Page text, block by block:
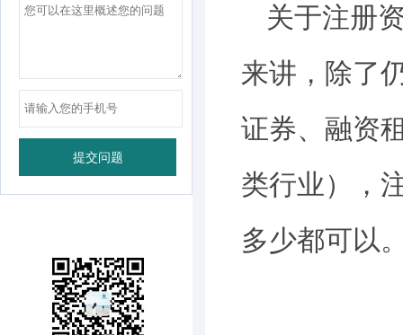
关于注册
来讲，除了
证券、融资
类行业），
多少都可以